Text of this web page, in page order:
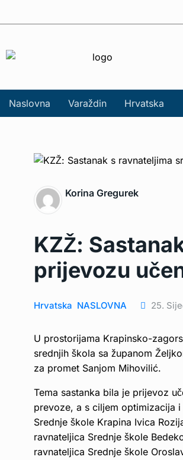
Naslovna Varaždin Hrvatska
Korina Gregurek
KZŽ:
prijevozu
Hrvatska NASLOVNA 25.
U prostorijama Krapinsko-
srednjih škola sa županom
za promet Sanjom Mihovilić.
Tema sastanka bila je prijevoz
prevoze, a s ciljem optimizacija
Srednje škole Krapina Ivica
ravnateljica Srednje škole
ravnateljica Srednje škole